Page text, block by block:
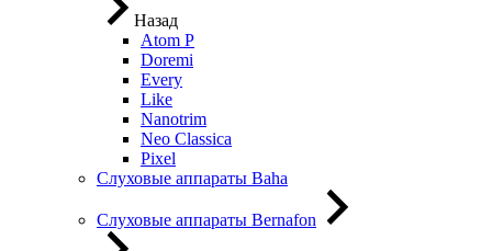
Назад
Atom P
Doremi
Every
Like
Nanotrim
Neo Classica
Pixel
Слуховые аппараты Baha
Слуховые аппараты Bernafon